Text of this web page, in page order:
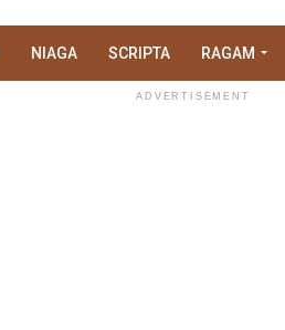
NIAGA SCRIPTA RAGAM
ADVERTISEMENT